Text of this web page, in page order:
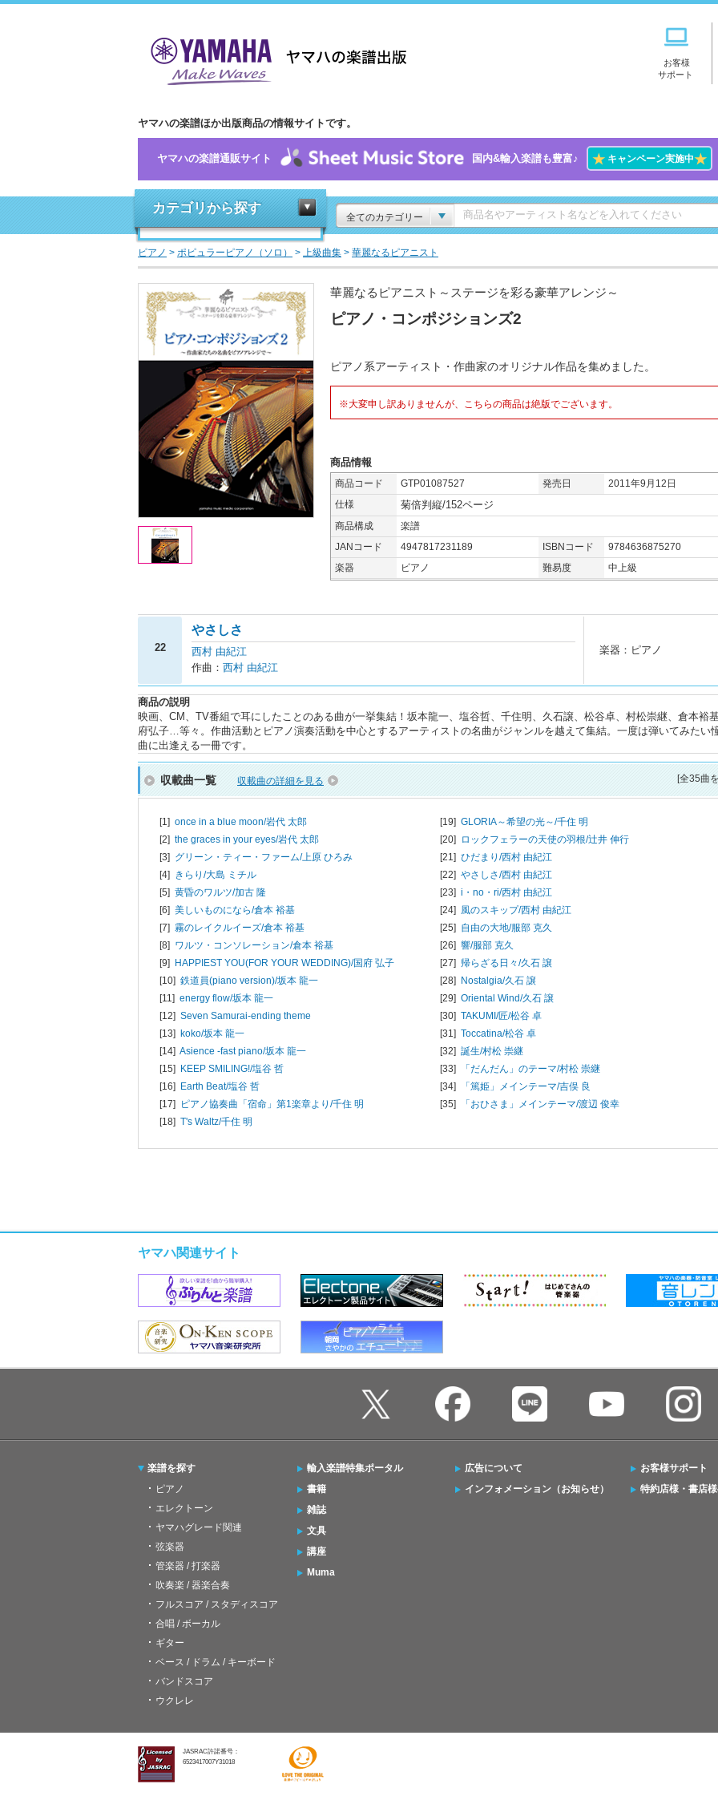
お客様
サポート
ヤマハの楽譜ほか出版商品の情報サイトです。
ヤマハの楽譜通販サイト 国内&輸入楽譜も豊富♪ ★キャンペーン実施中★
カテゴリから探す
全てのカテゴリー
ピアノ > ポピュラーピアノ（ソロ） > 上級曲集 > 華麗なるピアニスト
華麗なるピアニスト～ステージを彩る豪華アレンジ～
ピアノ・コンポジションズ2
ピアノ系アーティスト・作曲家のオリジナル作品を集めました。
※大変申し訳ありませんが、こちらの商品は絶版でございます。
商品情報
商品コード GTP01087527 発売日
2011年9月12日
仕様
菊倍判縦/152ページ
商品構成
楽譜
JANコード
4947817231189 ISBNコード
9784636875270
楽器
ピアノ 難易度 中上級
22
やさしさ
西村 由紀江
作曲： 西村 由紀江
楽器：ピアノ
商品の説明
映画、CM、TV番組で耳にしたことのある曲が一挙集結！坂本龍一、塩谷哲、千住明、久石譲、松谷卓、村松崇継、倉本裕
府弘子…等々。作曲活動とピアノ演奏活動を中心とするアーティストの名曲がジャンルを越えて集結。一度は弾いてみたい
曲に出逢える一冊です。
収載曲一覧 収載曲の詳細を見る [全35曲
[1] once in a blue moon/岩代 太郎
[2] the graces in your eyes/岩代 太郎
[3] グリーン・ティー・ファーム/上原 ひろみ
[4] きらり/大島 ミチル
[5] 黄昏のワルツ/加古 隆
[6] 美しいものになら/倉本 裕基
[7] 霧のレイクルイーズ/倉本 裕基
[8] ワルツ・コンソレーション/倉本 裕基
[9] HAPPIEST YOU(FOR YOUR WEDDING)/国府 弘子
[10] 鉄道員(piano version)/坂本 龍一
[11] energy flow/坂本 龍一
[12] Seven Samurai-ending theme
[13] koko/坂本 龍一
[14] Asience -fast piano/坂本 龍一
[15] KEEP SMILING!/塩谷 哲
[16] Earth Beat/塩谷 哲
[17] ピアノ協奏曲「宿命」第1楽章より/千住 明
[18] T's Waltz/千住 明
[19] GLORIA～希望の光～/千住 明
[20] ロックフェラーの天使の羽根/辻井 伸行
[21] ひだまり/西村 由紀江
[22] やさしさ/西村 由紀江
[23] i・no・ri/西村 由紀江
[24] 風のスキップ/西村 由紀江
[25] 自由の大地/服部 克久
[26] 響/服部 克久
[27] 帰らざる日々/久石 譲
[28] Nostalgia/久石 譲
[29] Oriental Wind/久石 譲
[30] TAKUMI/匠/松谷 卓
[31] Toccatina/松谷 卓
[32] 誕生/村松 崇継
[33]
「だんだん」のテーマ/村松 崇継
[34]
「篤姫」メインテーマ/吉俣 良
[35]
「おひさま」メインテーマ/渡辺 俊幸
ヤマハ関連サイト
楽譜を探す
ピアノ
エレクトーン
ヤマハグレード関連
弦楽器
管楽器 / 打楽器
吹奏楽 / 器楽合奏
フルスコア / スタディスコア
合唱 / ボーカル
ギター
ベース / ドラム / キーボード
バンドスコア
ウクレレ
輸入楽譜特集ポータル
書籍
雑誌
文具
講座
Muma
広告について
インフォメーション（お知らせ）
お客様サポート
特約店様・書店
JASRAC許諾番号：
6523417007Y31018